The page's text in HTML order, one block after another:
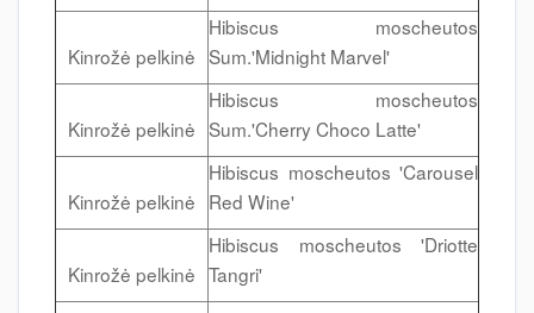
Kinrožė pelkinė
Hibiscus moscheutos
Sum.'Midnight Marvel'
Kinrožė pelkinė
Hibiscus moscheutos
Sum.'Cherry Choco Latte'
Kinrožė pelkinė
Hibiscus moscheutos 'Carousel
Red Wine'
Kinrožė pelkinė
Hibiscus moscheutos 'Driotte
Tangri'